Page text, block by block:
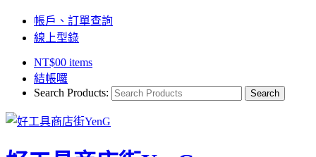
帳戶、訂單查詢
線上型錄
NT$00 items
結帳囉
Search Products: